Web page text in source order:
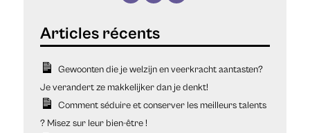
Gewoonten die je welzijn en veerkracht aantasten?
Je verandert ze makkelijker dan je denkt!
Comment séduire et conserver les meilleurs talents
? Misez sur leur bien-être !